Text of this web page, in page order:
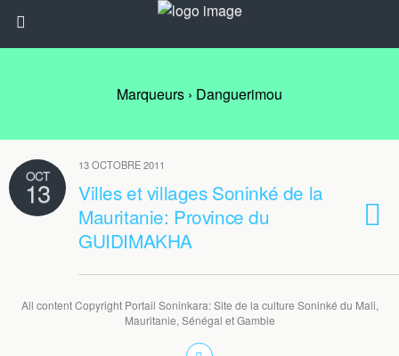
Marqueurs › Danguerimou
OCT
13
13 OCTOBRE 2011
Villes et villages Soninké de la
Mauritanie: Province du
GUIDIMAKHA
All content Copyright Portail Soninkara: Site de la culture Soninké du Mali,
Mauritanie, Sénégal et Gambie